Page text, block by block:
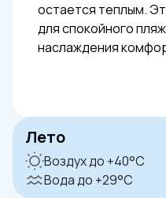
остается теплым.
для спокойного
наслаждения
Лето
Воздух до +40°C
Вода до +29°C